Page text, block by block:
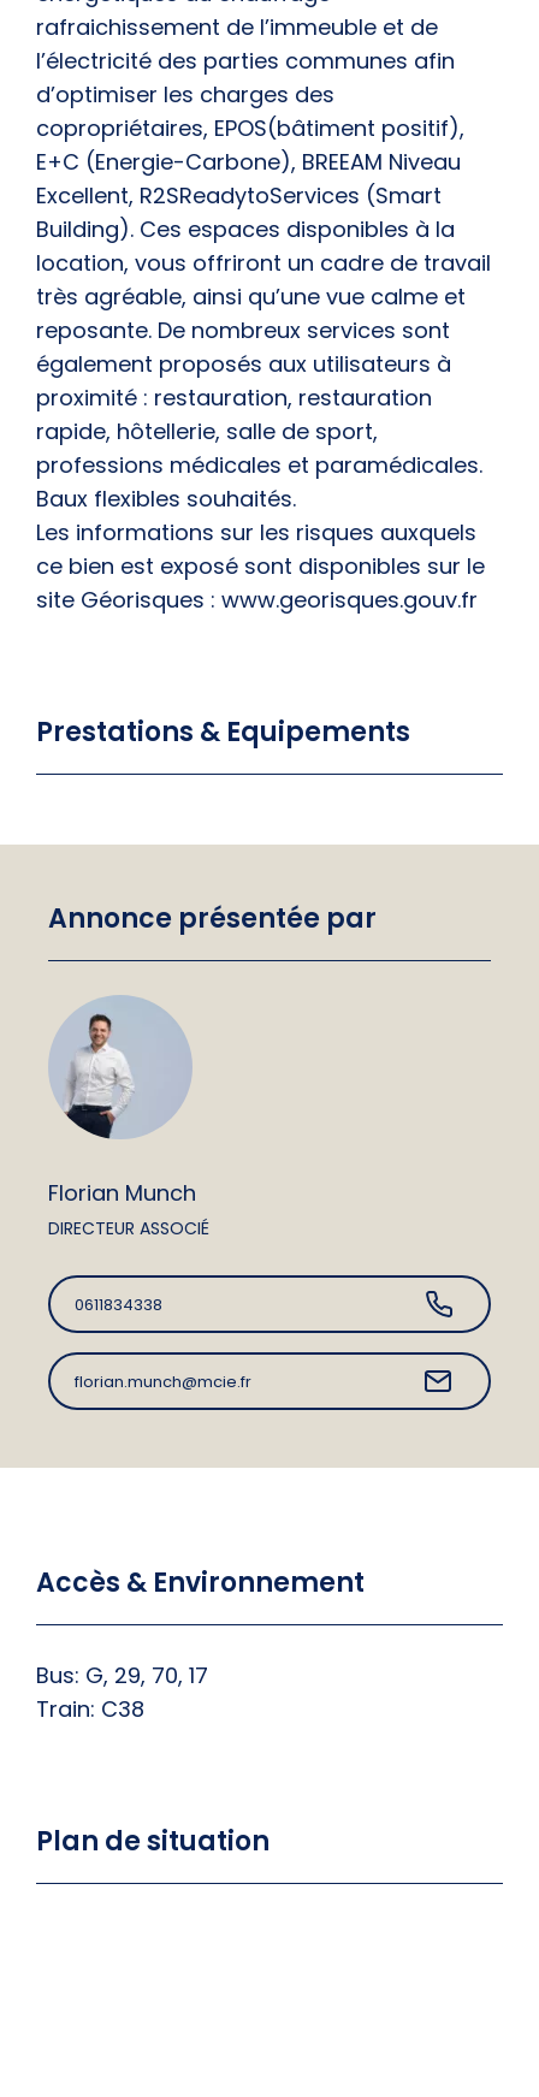
rafraichissement de l’immeuble et de
l’électricité des parties communes afin
d’optimiser les charges des
copropriétaires, EPOS(bâtiment positif),
E+C (Energie-Carbone), BREEAM Niveau
Excellent, R2SReadytoServices (Smart
Building). Ces espaces disponibles à la
location, vous offriront un cadre de travail
très agréable, ainsi qu’une vue calme et
reposante. De nombreux services sont
également proposés aux utilisateurs à
proximité : restauration, restauration
rapide, hôtellerie, salle de sport,
professions médicales et paramédicales.
Baux flexibles souhaités.
Les informations sur les risques auxquels
ce bien est exposé sont disponibles sur le
site Géorisques : www.georisques.gouv.fr
Prestations & Equipements
Annonce présentée par
Florian Munch
DIRECTEUR ASSOCIÉ
0611834338
florian.munch@mcie.fr
Accès & Environnement
Bus: G, 29, 70, 17
Train: C38
Plan de situation